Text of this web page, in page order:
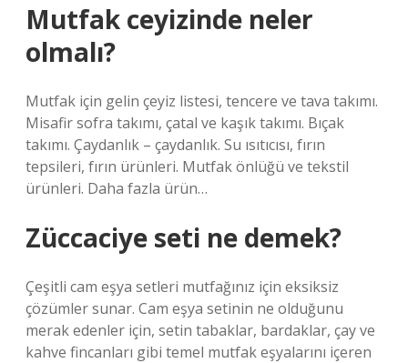
Mutfak ceyizinde neler
olmalı?
Mutfak için gelin çeyiz listesi, tencere ve tava takımı.
Misafir sofra takımı, çatal ve kaşık takımı. Bıçak
takımı. Çaydanlık – çaydanlık. Su ısıtıcısı, fırın
tepsileri, fırın ürünleri. Mutfak önlüğü ve tekstil
ürünleri. Daha fazla ürün…
Züccaciye seti ne demek?
Çeşitli cam eşya setleri mutfağınız için eksiksiz
çözümler sunar. Cam eşya setinin ne olduğunu
merak edenler için, setin tabaklar, bardaklar, çay ve
kahve fincanları gibi temel mutfak eşyalarını içeren